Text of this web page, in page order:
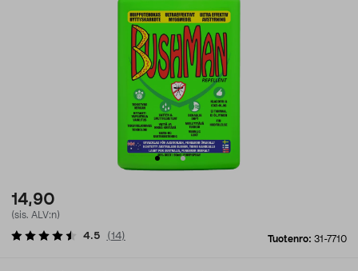
14,90
(sis. ALV:n)
Tuotenro: 31-7710
4.5 (14)